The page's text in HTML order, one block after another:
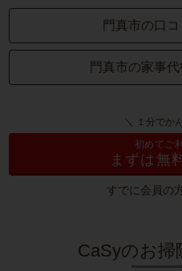
門真市の口
門真市の家事
＼ １分でか
初めてご
まずは無
すでに会員の
CaSyのお掃